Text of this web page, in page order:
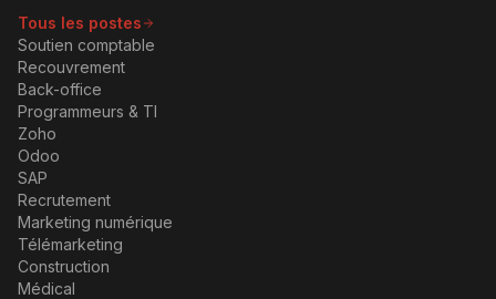
Tous les postes
Soutien comptable
Recouvrement
Back-office
Programmeurs & TI
Zoho
Odoo
SAP
Recrutement
Marketing numérique
Télémarketing
Construction
Médical